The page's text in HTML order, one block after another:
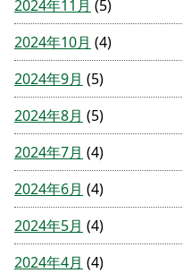
2024年11月 (5)
2024年10月 (4)
2024年9月 (5)
2024年8月 (5)
2024年7月 (4)
2024年6月 (4)
2024年5月 (4)
2024年4月 (4)